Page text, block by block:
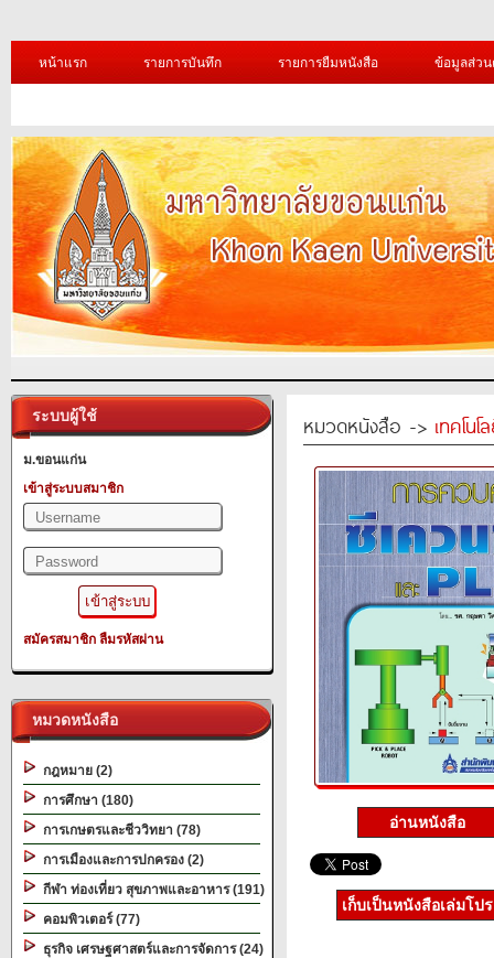
หน้าแรก รายการบันทึก รายการยืมหนังสือ ข้อมูลส่ว
ระบบผู้ใช้
ม.ขอนแก่น
เข้าสู่ระบบสมาชิก
สมัครสมาชิก ลืมรหัสผ่าน
หมวดหนังสือ
กฎหมาย (2)
การศึกษา (180)
การเกษตรและชีววิทยา (78)
การเมืองและการปกครอง (2)
กีฬา ท่องเที่ยว สุขภาพและอาหาร (191)
คอมพิวเตอร์ (77)
ธุรกิจ เศรษฐศาสตร์และการจัดการ (24)
หมวดหนังสือ -> เทคโน
อ่านหนังสือ
เก็บเป็นหนังสือเล่มโป